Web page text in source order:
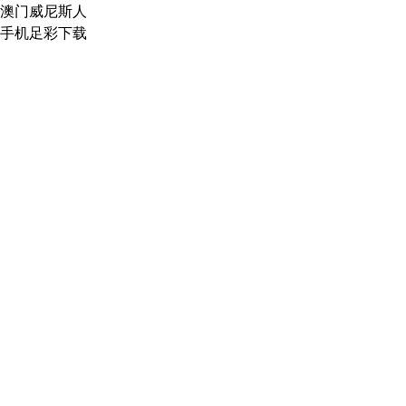
澳门威尼斯人
手机足彩下载